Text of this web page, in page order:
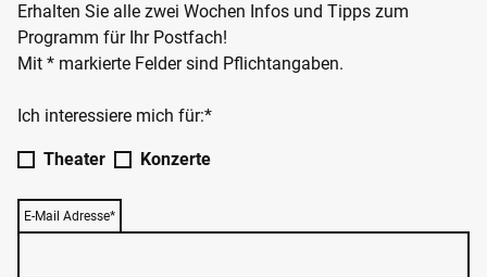
Erhalten Sie alle zwei Wochen Infos und Tipps zum
Programm für Ihr Postfach!
Mit * markierte Felder sind Pflichtangaben.
Ich interessiere mich für:*
Theater Konzerte
E-Mail Adresse*